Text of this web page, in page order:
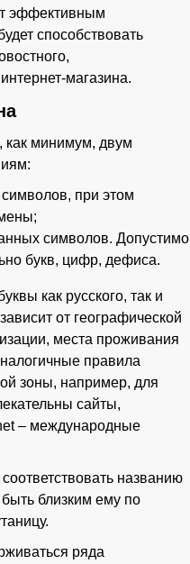
эффективным
способствовать
магазина.
как минимум, двум
при этом
символов. Допустимо
букв, цифр, дефиса.
как русского, так и
от географической
места проживания
правила
зоны, например, для
сайты,
– международные
названию
близким ему по
ряда